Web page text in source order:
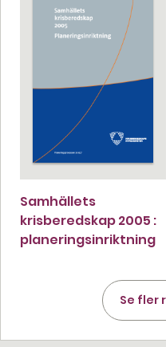
Samhällets
krisberedskap 2005 :
planeringsinriktning
Se fler